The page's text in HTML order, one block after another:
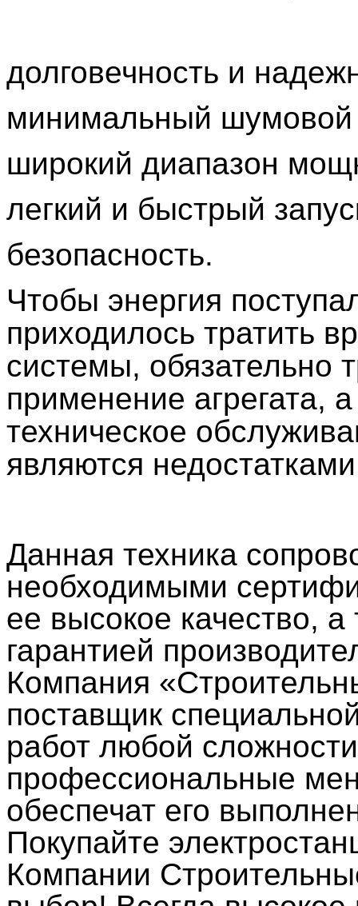
долговечность и
минимальный
широкий диапазон
легкий и быстрый
безопасность.
Чтобы энергия
приходилось тратить
системы, обязательно
применение агрегата,
техническое
являются
Данная техника
необходимыми
ее высокое качество,
гарантией
Компания
поставщик
работ любой
профессиональные
обеспечат его
Покупайте
Компании